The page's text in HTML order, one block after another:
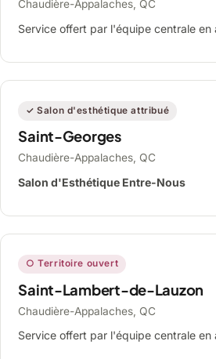
Chaudière-Appalaches, QC
Service offert par l'équipe centrale
✓ Salon d'esthétique attribué
Saint-Georges
Chaudière-Appalaches, QC
Salon d'Esthétique Entre-Nous
○ Territoire ouvert
Saint-Lambert-de-Lauzon
Chaudière-Appalaches, QC
Service offert par l'équipe centrale